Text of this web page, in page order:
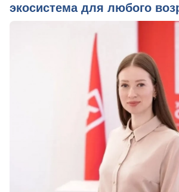
экосистема для любого